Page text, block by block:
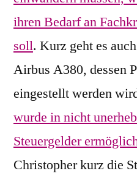
ihren Bedarf an
soll. Kurz geht es
Airbus A380, dessen
eingestellt werden
wurde in nicht
Steuergelder
Christopher kurz die